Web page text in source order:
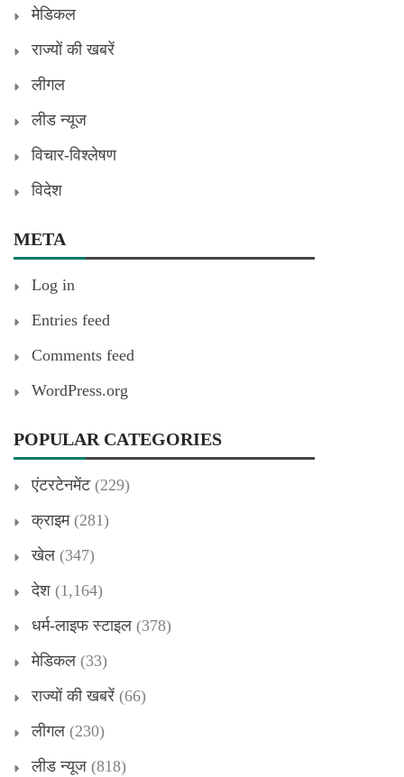
मेडिकल
राज्यों की खबरें
लीगल
लीड न्यूज
विचार-विश्लेषण
विदेश
META
Log in
Entries feed
Comments feed
WordPress.org
POPULAR CATEGORIES
एंटरटेनमेंट(229)
क्राइम(281)
खेल (347)
देश (1,164)
धर्म-लाइफ स्टाइल (378)
मेडिकल (33)
राज्यों की खबरें (66)
लीगल (230)
लीड न्यूज (818)